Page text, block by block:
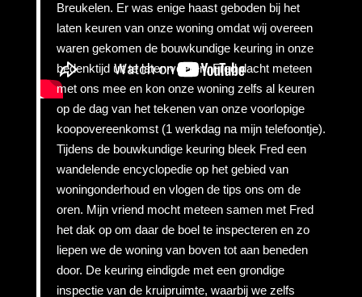
Breukelen. Er was enige haast geboden bij het
laten keuren van onze woning omdat wij overeen
waren gekomen de bouwkundige keuring in onze
bedenktijd uit te laten voeren. Fred dacht meteen
met ons mee en kon onze woning zelfs al keuren
op de dag van het tekenen van onze voorlopige
koopovereenkomst (1 werkdag na mijn telefoontje).
Tijdens de bouwkundige keuring bleek Fred een
wandelende encyclopedie op het gebied van
woningonderhoud en vlogen de tips ons om de
oren. Mijn vriend mocht meteen samen met Fred
het dak op om daar de boel te inspecteren en zo
liepen we de woning van boven tot aan beneden
door. De keuring eindigde met een grondige
inspectie van de kruipruimte, waarbij we zelfs